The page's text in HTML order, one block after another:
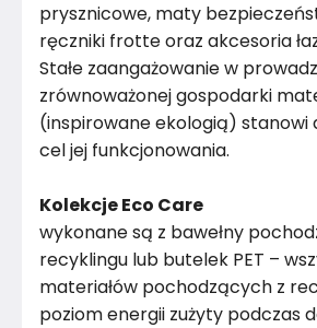
prysznicowe, maty
ręczniki frotte oraz akcesoria
Stałe zaangażowanie w
zrównoważonej gospodarki
(inspirowane ekologią) stanowi
cel jej funkcjonowania.
Kolekcje Eco Care
wykonane są z bawełny
recyklingu lub butelek PET –
materiałów pochodzących z
poziom energii zużyty podczas